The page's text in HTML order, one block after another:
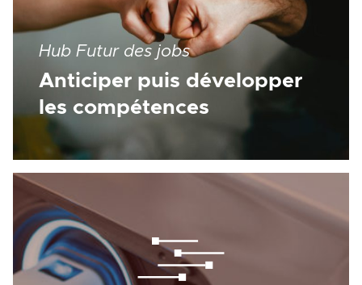
Hub Futur des jobs
Anticiper puis développer
les compétences